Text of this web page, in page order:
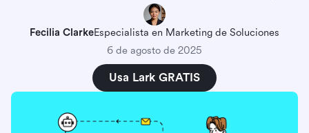
Fecilia ClarkeEspecialista en Marketing de Soluciones
6 de agosto de 2025
Usa Lark GRATIS